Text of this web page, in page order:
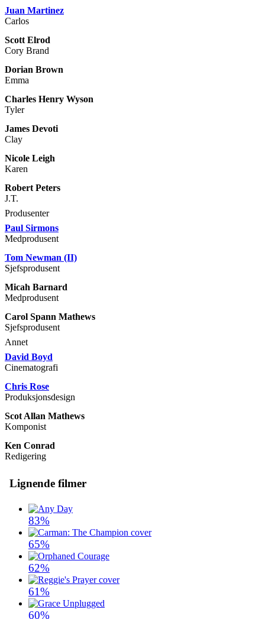
Juan Martinez
Carlos
Scott Elrod
Cory Brand
Dorian Brown
Emma
Charles Henry Wyson
Tyler
James Devoti
Clay
Nicole Leigh
Karen
Robert Peters
J.T.
Produsenter
Paul Sirmons
Medprodusent
Tom Newman (II)
Sjefsprodusent
Micah Barnard
Medprodusent
Carol Spann Mathews
Sjefsprodusent
Annet
David Boyd
Cinematografi
Chris Rose
Produksjonsdesign
Scot Allan Mathews
Komponist
Ken Conrad
Redigering
Lignende filmer
83%
65%
62%
61%
60%